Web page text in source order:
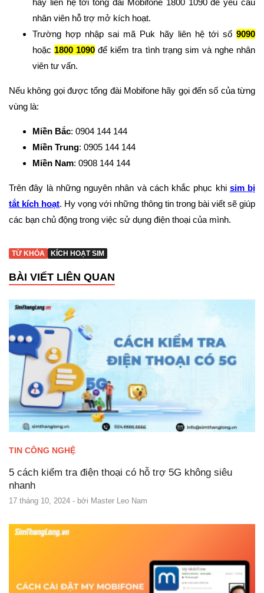
hãy liên hệ tới tổng đài Mobifone 1800 1090 để yêu cầu
nhân viên hỗ trợ mở kích hoạt.
Trường hợp nhập sai mã Puk hãy liên hệ tới số 9090
hoặc 1800 1090 để kiểm tra tình trạng sim và nghe nhân
viên tư vấn.
Nếu không gọi được tổng đài Mobifone hãy gọi đến số của từng
vùng là:
Miền Bắc: 0904 144 144
Miền Trung: 0905 144 144
Miền Nam: 0908 144 144
Trên đây là những nguyên nhân và cách khắc phục khi sim bị
tắt kích hoạt. Hy vọng với những thông tin trong bài viết sẽ giúp
các bạn chủ động trong việc sử dụng điện thoại của mình.
TỪ KHÓA KÍCH HOẠT SIM
BÀI VIẾT LIÊN QUAN
TIN CÔNG NGHỆ
5 cách kiểm tra điện thoại có hỗ trợ 5G không siêu
nhanh
17 tháng 10, 2024 - bởi Master Leo Nam